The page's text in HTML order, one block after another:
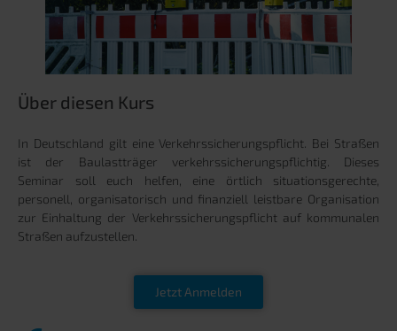
Über diesen Kurs
In Deutschland gilt eine Verkehrssicherungspflicht. Bei Straßen
ist der Baulastträger verkehrssicherungspflichtig. Dieses
Seminar soll euch helfen, eine örtlich situationsgerechte,
personell, organisatorisch und finanziell leistbare Organisation
zur Einhaltung der Verkehrssicherungspflicht auf kommunalen
Straßen aufzustellen.
Jetzt Anmelden